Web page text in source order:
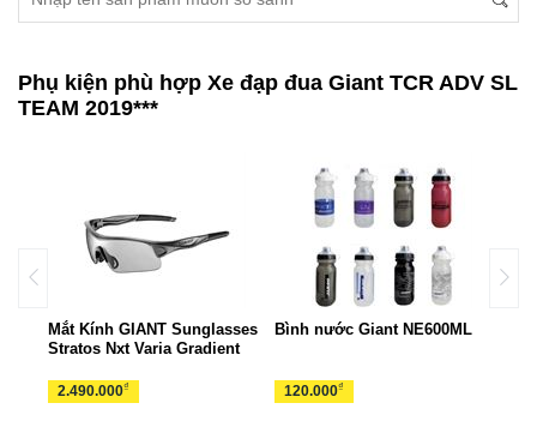
Phụ kiện phù hợp Xe đạp đua Giant TCR ADV SL
TEAM 2019***
Mắt Kính GIANT Sunglasses
Stratos Nxt Varia Gradient
2.490.000₫
Bình nước Giant NE600ML
120.000₫